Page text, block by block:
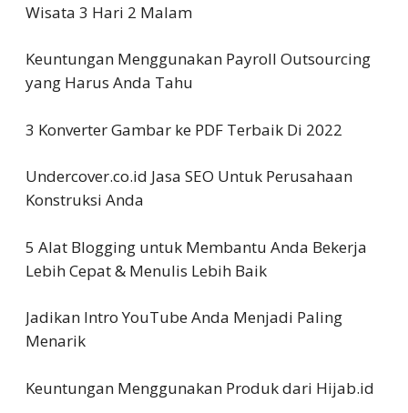
Wisata 3 Hari 2 Malam
Keuntungan Menggunakan Payroll Outsourcing
yang Harus Anda Tahu
3 Konverter Gambar ke PDF Terbaik Di 2022
Undercover.co.id Jasa SEO Untuk Perusahaan
Konstruksi Anda
5 Alat Blogging untuk Membantu Anda Bekerja
Lebih Cepat & Menulis Lebih Baik
Jadikan Intro YouTube Anda Menjadi Paling
Menarik
Keuntungan Menggunakan Produk dari Hijab.id